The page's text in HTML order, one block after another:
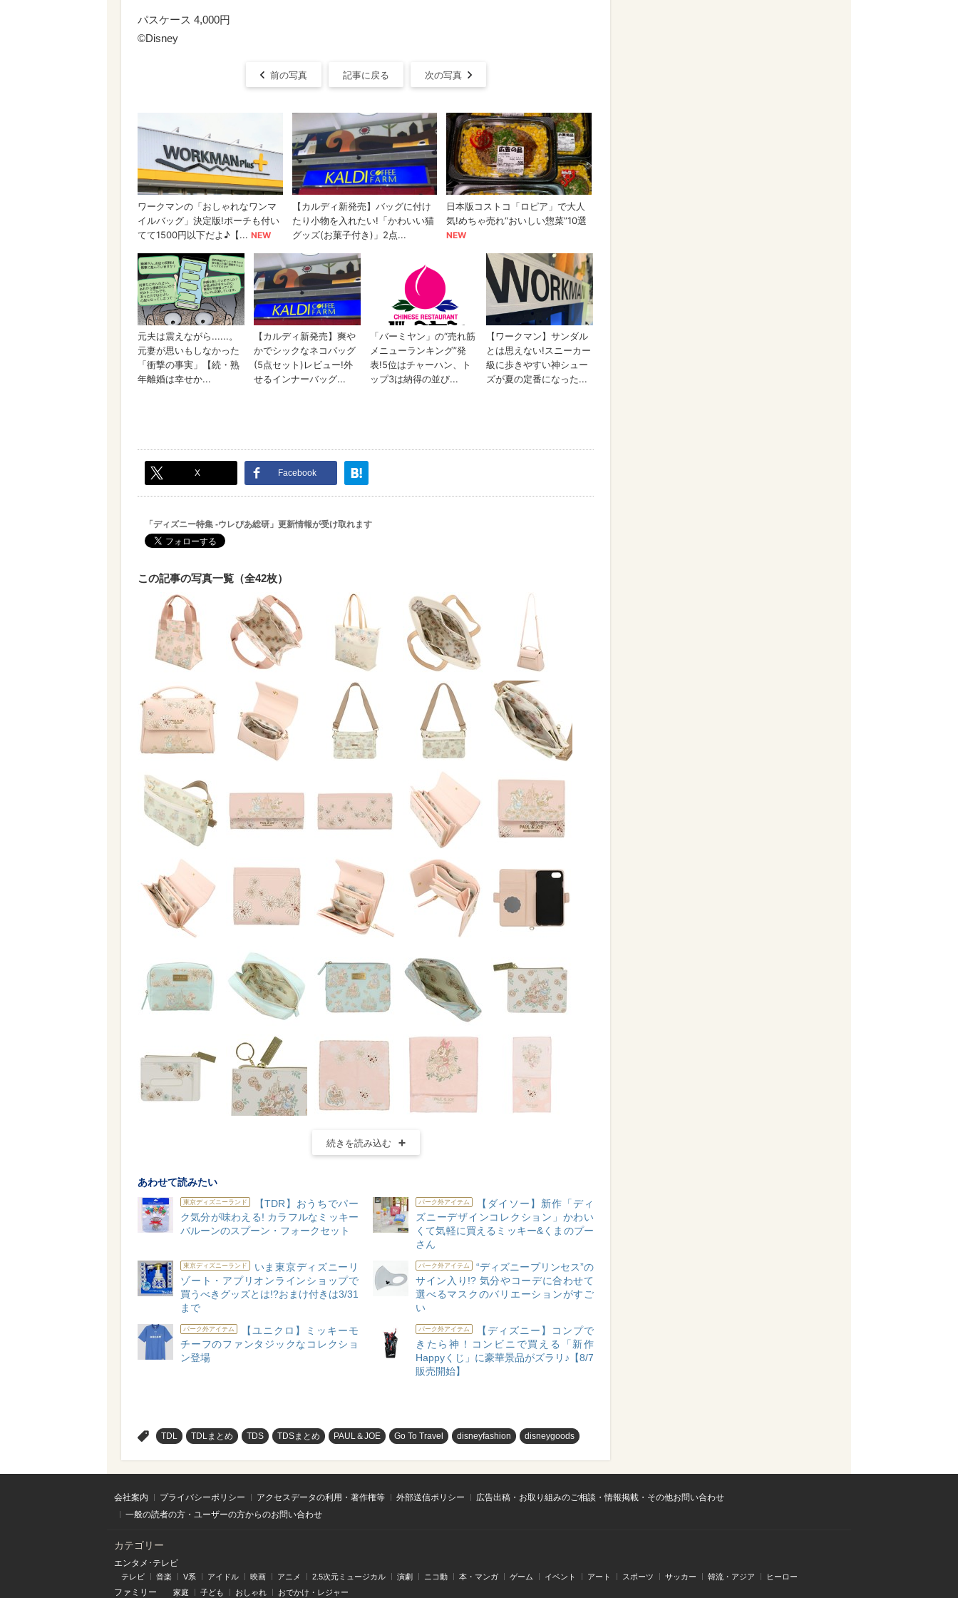
パスケース 4,000円
©Disney
前の写真 記事に戻る 次の写真
X Facebook
「ディズニー特集 -ウレぴあ総研」更新情報が受け取れます
この記事の写真一覧（全42枚）
続きを読み込む
あわせて読みたい
東京ディズニーランド
【TDR】おうちでパー
ク気分が味わえる! カラフルなミッキー
バルーンのスプーン・フォークセット
パーク外アイテム
【ダイソー】新作「ディ
ズニーデザインコレクション」かわい
くて気軽に買えるミッキー&くまのプー
さん
東京ディズニーランド
いま東京ディズニーリ
ゾート・アプリオンラインショップで
買うべきグッズとは!?おまけ付きは3/31
まで
パーク外アイテム
“ディズニープリンセス”の
サイン入り!? 気分やコーデに合わせて
選べるマスクのバリエーションがすご
い
パーク外アイテム
【ユニクロ】ミッキーモ
チーフのファンタジックなコレクショ
ン登場
パーク外アイテム
【ディズニー】コンプで
きたら神！コンビニで買える「新作
Happyくじ」に豪華景品がズラリ♪【8/7
販売開始】
TDL TDLまとめ TDS TDSまとめ PAUL＆JOE Go To Travel disneyfashion disneygoods
会社案内 プライバシーポリシー アクセスデータの利用・著作権等 外部送信ポリシー
広告出稿・お取り組みのご相談・情報掲載・その他お問い合わせ
一般の読者の方・ユーザーの方からのお問い合わせ
カテゴリー
エンタメ･テレビ
テレビ 音楽 V系 アイドル 映画 アニメ 2.5次元ミュージカル 演劇 ニコ動 本・マンガ ゲーム イベント アート スポーツ サッカー 韓流・アジア ヒーロー
ファミリー 家庭 子ども おしゃれ おでかけ・レジャー